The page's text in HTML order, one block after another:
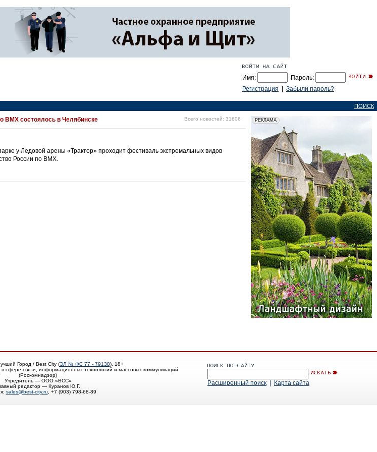
Имя:
Пароль:
Регистрация
Забыли пароль?
ПОИСК
BMX состоялось в Челябинске Всего новостей: 31606
у Ледовой арены «Трактор» проходит фестиваль экстремальных видов
России по BMX.
Город / Best City (ЭЛ № ФС 77 - 79138), 18+
сфере связи, информационных технологий и массовых коммуникаций
(Роскомнадзор)
Учредитель — ООО «ВСС»
редактор — Куранов Ю.Г.
sales@best-city.ru , +7 (903) 798-68-89
Расширенный поиск Карта сайта